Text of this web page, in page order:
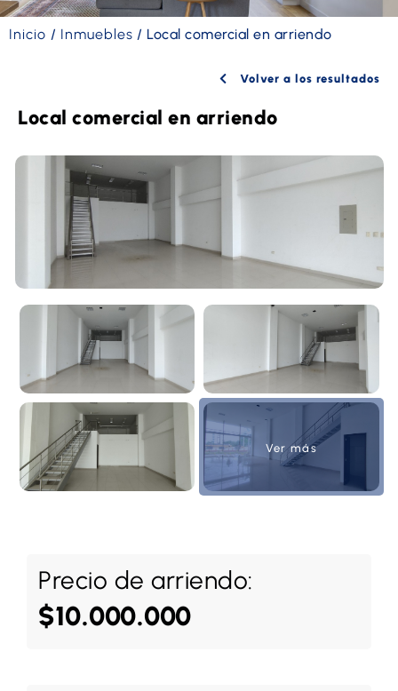
Inicio / Inmuebles / Local comercial en arriendo
Local comercial en arriendo
Volver a los resultados
Ver más
Precio de arriendo:
$10.000.000